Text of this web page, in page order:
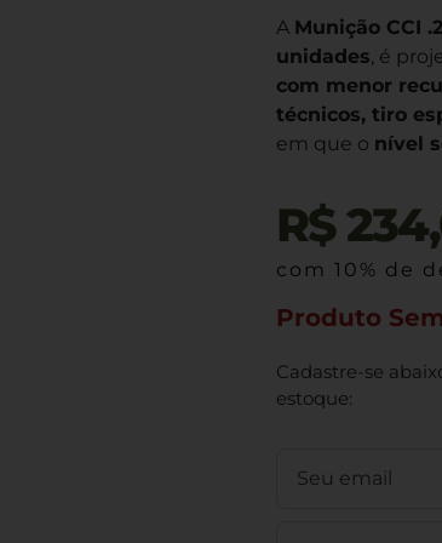
A Munição CCI
unidades, é
com menor
técnicos, tiro
em que o nível
R$
com 10% de
Produto
Cadastre-se
estoque: